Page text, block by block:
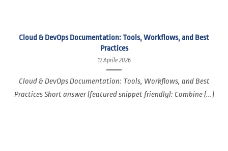
Cloud & DevOps Documentation: Tools, Workflows, and Best
Practices
12 Aprile 2026
Cloud & DevOps Documentation: Tools, Workflows, and Best
Practices Short answer (featured snippet friendly): Combine [...]